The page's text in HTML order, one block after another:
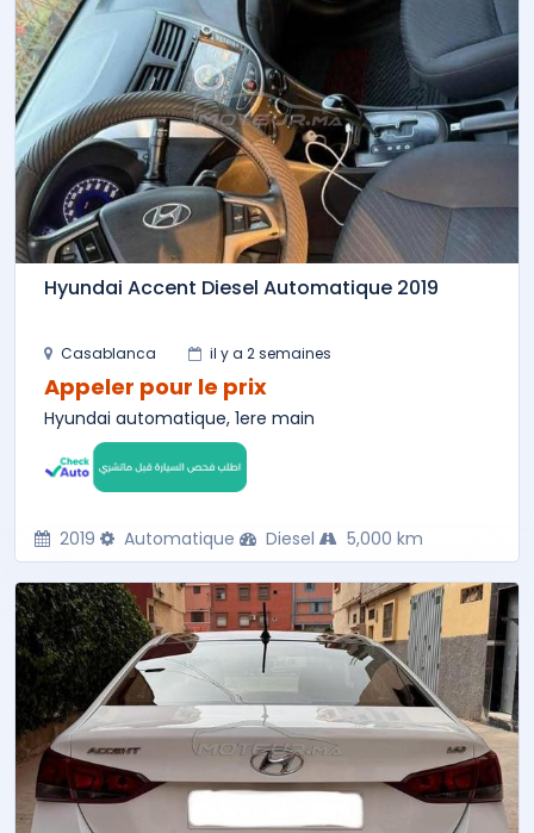
Hyundai Accent Diesel Automatique 2019
Casablanca il y a 2 semaines
Appeler pour le prix
Hyundai automatique, 1ere main
2019 Automatique Diesel 5,000 km